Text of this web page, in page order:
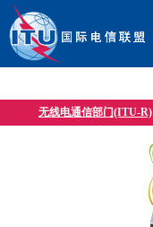
无线电通信部门(ITU-R)